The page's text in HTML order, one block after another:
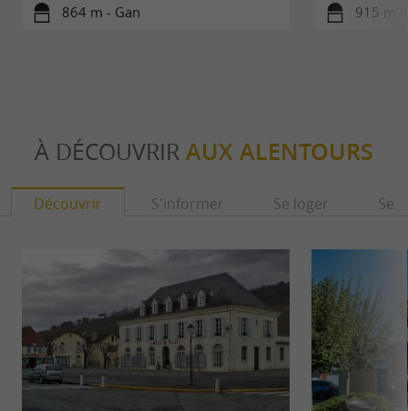
864 m - Gan 915 m -
À DÉCOUVRIR AUX ALENTOURS
Découvrir S'informer Se loger Se